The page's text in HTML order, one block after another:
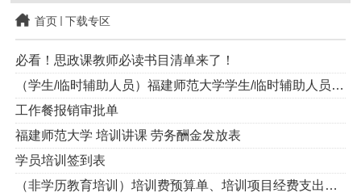
首页 下载专区
必看！思政课教师必读书目清单来了！
（学生/临时辅助人员）福建师范大学学生/临时辅助人员劳务酬金发...
工作餐报销审批单
福建师范大学 培训讲课 劳务酬金发放表
学员培训签到表
（非学历教育培训）培训费预算单、培训项目经费支出预决算表